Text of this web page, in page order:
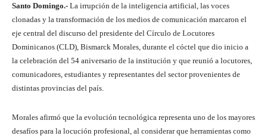
Santo Domingo.- La irrupción de la inteligencia artificial, las voces
clonadas y la transformación de los medios de comunicación marcaron el
eje central del discurso del presidente del Círculo de Locutores
Dominicanos (CLD), Bismarck Morales, durante el cóctel que dio inicio a
la celebración del 54 aniversario de la institución y que reunió a locutores,
comunicadores, estudiantes y representantes del sector provenientes de
distintas provincias del país.
Morales afirmó que la evolución tecnológica representa uno de los mayores
desafíos para la locución profesional, al considerar que herramientas como